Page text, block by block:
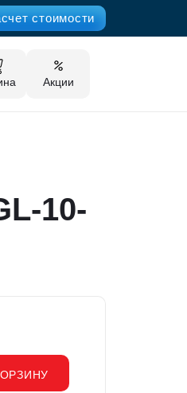
стоимости
Акции
10-